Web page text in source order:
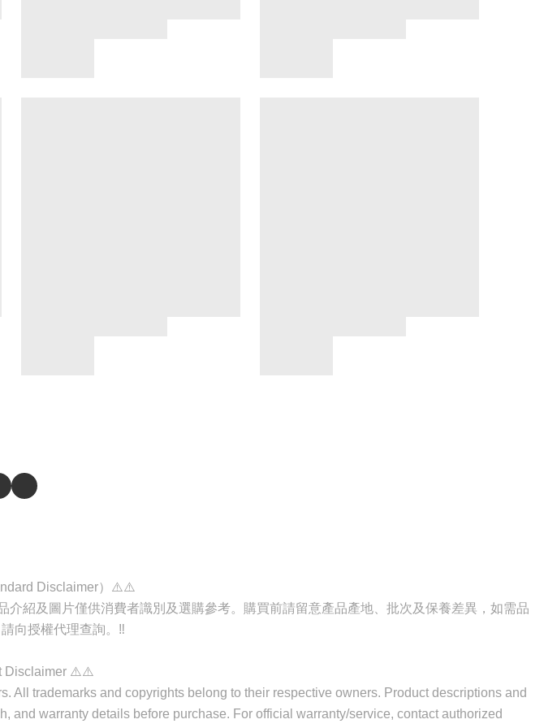
Disclaimer）⚠️⚠️
紹及圖片僅供消費者識別及選購參考。購買前請留意產品產地、批次及保養差異，如需品
向授權代理查詢。‼️
Disclaimer ⚠️⚠️
trademarks and copyrights belong to their respective owners. Product descriptions and
warranty details before purchase. For official warranty/service, contact authorized